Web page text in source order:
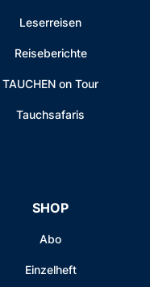
Leserreisen
Reiseberichte
TAUCHEN on Tour
Tauchsafaris
SHOP
Abo
Einzelheft